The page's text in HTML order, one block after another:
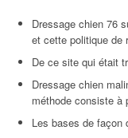
Dressage chien 76
et cette politique de
De ce site qui était
Dressage chien
méthode consiste à
Les bases de façon